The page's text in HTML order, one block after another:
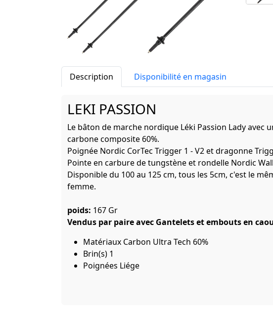
Description Disponibilité en magasin
LEKI PASSION
Le bâton de marche nordique Léki Passion Lady avec
carbone composite 60%.
Poignée Nordic CorTec Trigger 1 - V2 et dragonne
Pointe en carbure de tungstène et rondelle Nordic
Disponible du 100 au 125 cm, tous les 5cm, c'est le
femme.
poids: 167 Gr
Vendus par paire avec Gantelets et embouts en
Matériaux Carbon Ultra Tech 60%
Brin(s) 1
Poignées Liége